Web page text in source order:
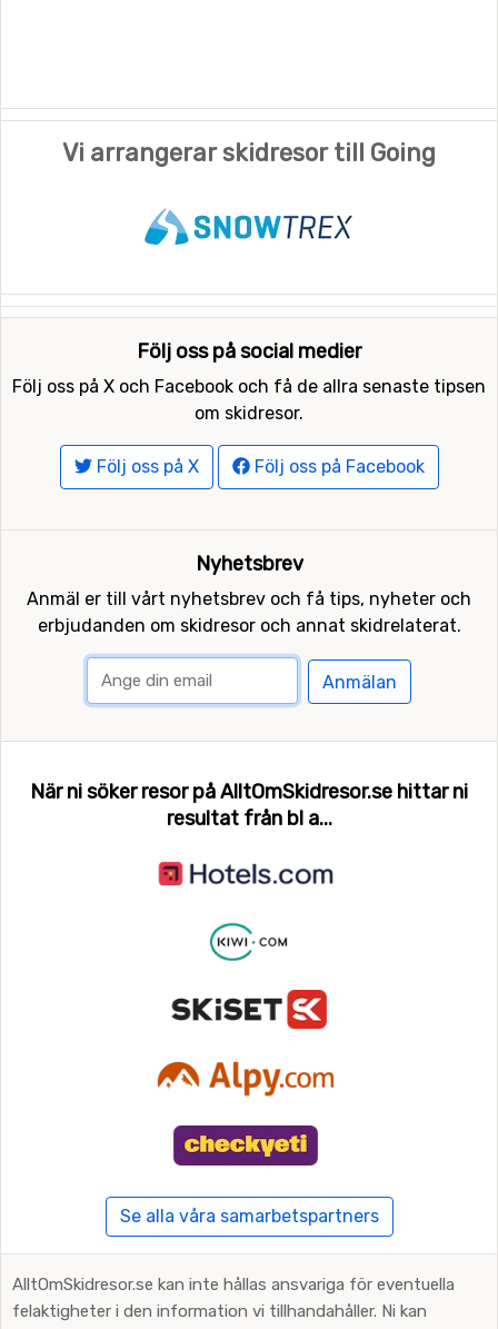
Vi arrangerar skidresor till Going
Följ oss på social medier
Följ oss på X och Facebook och få de allra senaste tipsen
om skidresor.
Följ oss på X Följ oss på Facebook
Nyhetsbrev
Anmäl er till vårt nyhetsbrev och få tips, nyheter och
erbjudanden om skidresor och annat skidrelaterat.
Anmälan
När ni söker resor på AlltOmSkidresor.se hittar ni
resultat från bl a...
Se alla våra samarbetspartners
AlltOmSkidresor.se kan inte hållas ansvariga för eventuella
felaktigheter i den information vi tillhandahåller. Ni kan